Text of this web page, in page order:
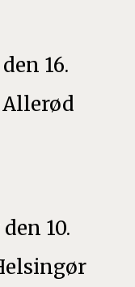
16.
Allerød
10.